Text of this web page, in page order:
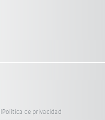
Política de privacidad